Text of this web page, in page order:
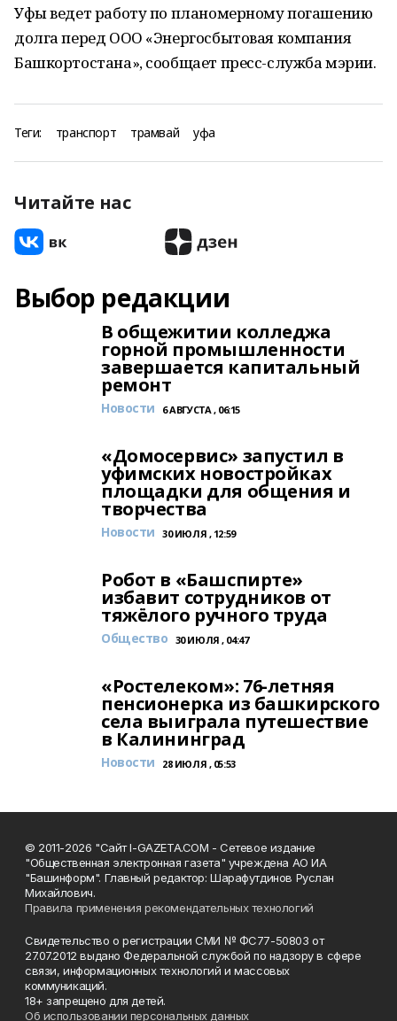
Уфы ведет работу по планомерному погашению
долга перед ООО «Энергосбытовая компания
Башкортостана», сообщает пресс-служба мэрии.
Теги: транспорт трамвай уфа
Читайте нас
Выбор редакции
В общежитии колледжа
горной промышленности
завершается капитальный
ремонт
Новости 6 АВГУСТА , 06:15
«Домосервис» запустил в
уфимских новостройках
площадки для общения и
творчества
Новости 30 ИЮЛЯ , 12:59
Робот в «Башспирте»
избавит сотрудников от
тяжёлого ручного труда
Общество 30 ИЮЛЯ , 04:47
«Ростелеком»: 76-летняя
пенсионерка из башкирского
села выиграла путешествие
в Калининград
Новости 28 ИЮЛЯ , 05:53
© 2011-2026 "Сайт I-GAZETA.COM - Сетевое издание
"Общественная электронная газета" учреждена АО ИА
"Башинформ". Главный редактор: Шарафутдинов Руслан
Михайлович.
Правила применения рекомендательных технологий
Свидетельство о регистрации СМИ № ФС77-50803 от
27.07.2012 выдано Федеральной службой по надзору в сфере
связи, информационных технологий и массовых
коммуникаций.
18+ запрещено для детей.
Об использовании персональных данных